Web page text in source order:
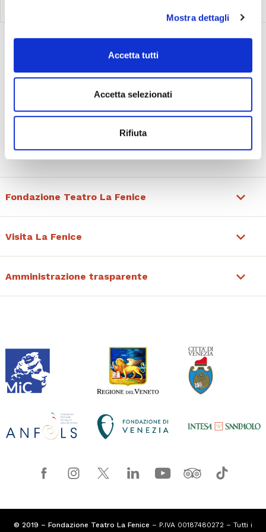
Mostra dettagli
Accetta tutti
Accetta selezionati
Rifiuta
La biglietteria
Fenice education
Visita La Fenice
Fondazione Teatro La Fenice
Visita La Fenice
Amministrazione trasparente
© 2019 – Fondazione Teatro La Fenice – P.IVA 00187480272 – Tutti i